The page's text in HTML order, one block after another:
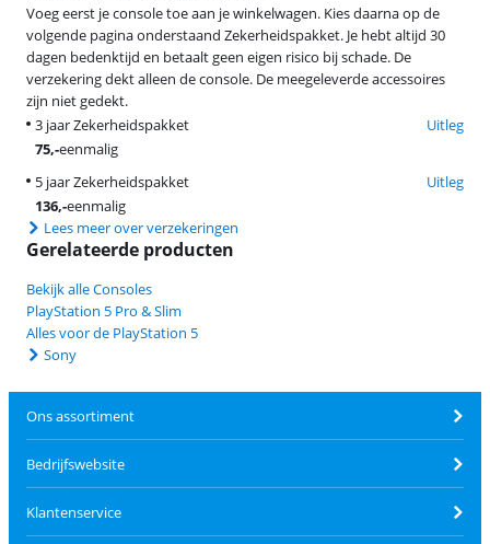
Voeg eerst je console toe aan je winkelwagen. Kies daarna op de
volgende pagina onderstaand Zekerheidspakket. Je hebt altijd 30
dagen bedenktijd en betaalt geen eigen risico bij schade. De
verzekering dekt alleen de console. De meegeleverde accessoires
zijn niet gedekt.
3 jaar Zekerheidspakket
Uitleg
75,-eenmalig
5 jaar Zekerheidspakket
Uitleg
136,-eenmalig
Lees meer over verzekeringen
Gerelateerde producten
Bekijk alle Consoles
PlayStation 5 Pro & Slim
Alles voor de PlayStation 5
Sony
Ons assortiment
Bedrijfswebsite
Klantenservice